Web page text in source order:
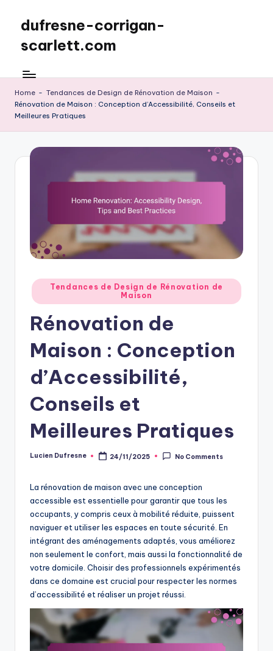
content
dufresne-corrigan-
scarlett.com
Home - Tendances de Design de Rénovation de Maison -
Rénovation de Maison : Conception d’Accessibilité, Conseils et
Meilleures Pratiques
Posted
in
Tendances de Design de Rénovation de
Maison
Rénovation de
Maison : Conception
d’Accessibilité,
Conseils et
Meilleures Pratiques
Posted
Lucien Dufresne 24/11/2025 No Comments
La rénovation de maison avec une conception
accessible est essentielle pour garantir que tous les
occupants, y compris ceux à mobilité réduite, puissent
naviguer et utiliser les espaces en toute sécurité. En
intégrant des aménagements adaptés, vous améliorez
non seulement le confort, mais aussi la fonctionnalité de
votre domicile. Choisir des professionnels expérimentés
dans ce domaine est crucial pour respecter les normes
d’accessibilité et réaliser un projet réussi.